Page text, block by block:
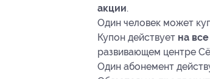
акции.
Один человек может
Купон действует на
развивающем центре
Один абонемент